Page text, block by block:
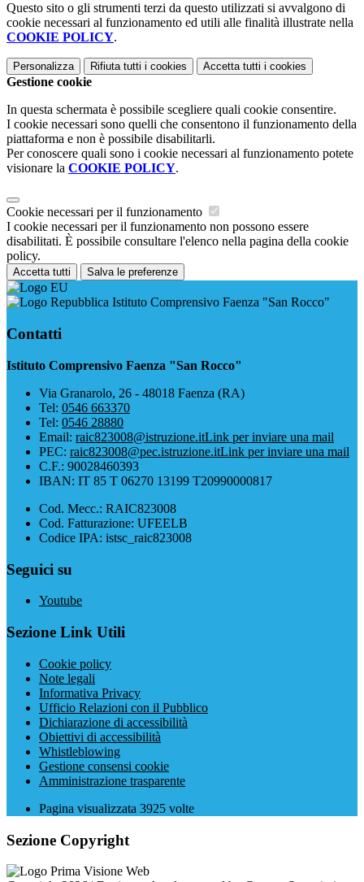
Questo sito o gli strumenti terzi da questo utilizzati si avvalgono di
cookie necessari al funzionamento ed utili alle finalità illustrate nella
COOKIE POLICY.
Personalizza Rifiuta tutti i cookies Accetta tutti i cookies
Gestione cookie
In questa schermata è possibile scegliere quali cookie consentire.
I cookie necessari sono quelli che consentono il funzionamento della
piattaforma e non è possibile disabilitarli.
Per conoscere quali sono i cookie necessari al funzionamento potete
visionare la COOKIE POLICY.
Cookie necessari per il funzionamento
I cookie necessari per il funzionamento non possono essere
disabilitati. È possibile consultare l'elenco nella pagina della cookie
policy.
Accetta tutti Salva le preferenze
Istituto Comprensivo Faenza "San Rocco"
Contatti
Istituto Comprensivo Faenza "San Rocco"
Via Granarolo, 26 - 48018 Faenza (RA)
Tel: 0546 663370
Tel: 0546 28880
Email: raic823008@istruzione.itLink per inviare una mail
PEC: raic823008@pec.istruzione.itLink per inviare una mail
C.F.: 90028460393
IBAN: IT 85 T 06270 13199 T20990000817
Cod. Mecc.: RAIC823008
Cod. Fatturazione: UFEELB
Codice IPA: istsc_raic823008
Seguici su
Youtube
Sezione Link Utili
Cookie policy
Note legali
Informativa Privacy
Ufficio Relazioni con il Pubblico
Dichiarazione di accessibilità
Obiettivi di accessibilità
Whistleblowing
Gestione consensi cookie
Amministrazione trasparente
Pagina visualizzata 3925 volte
Sezione Copyright